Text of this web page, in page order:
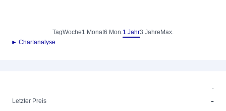
TagWoche1 Monat6 Mon.1 Jahr3 Jahre Max.
► Chartanalyse
-
Letzter Preis
-